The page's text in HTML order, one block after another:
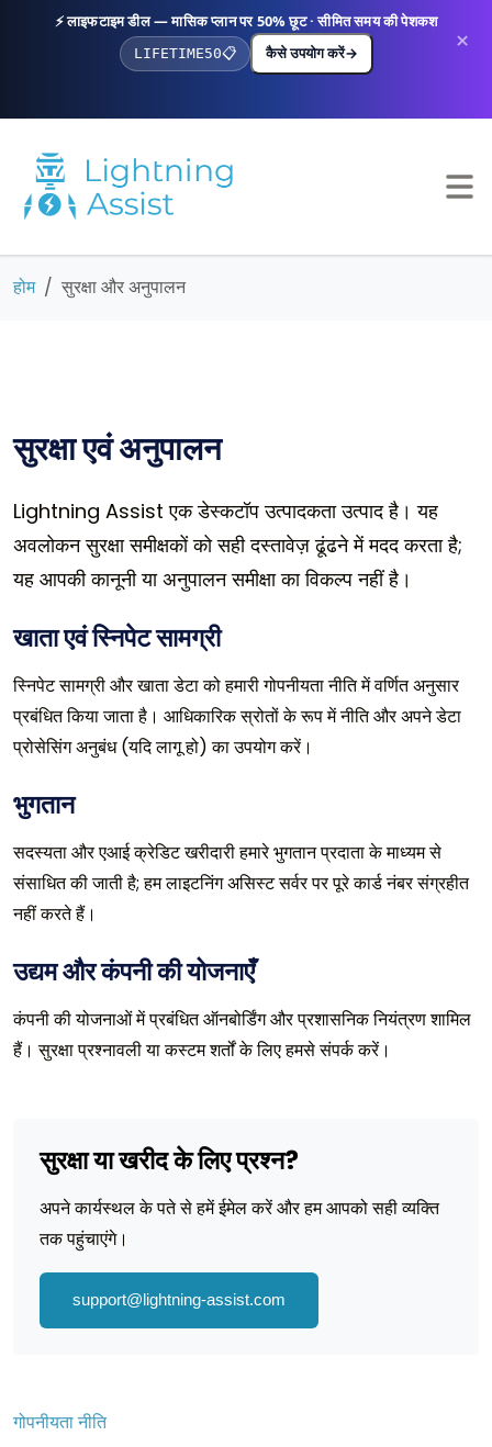
⚡ लाइफटाइम डील — मासिक प्लान पर 50% छूट · सीमित समय की पेशकश
LIFETIME50📋 कैसे उपयोग करें→ ×
होम सुरक्षा और अनुपालन
सुरक्षा एवं अनुपालन
Lightning Assist एक डेस्कटॉप उत्पादकता उत्पाद है। यह
अवलोकन सुरक्षा समीक्षकों को सही दस्तावेज़ ढूंढने में मदद करता है;
यह आपकी कानूनी या अनुपालन समीक्षा का विकल्प नहीं है।
खाता एवं स्निपेट सामग्री
स्निपेट सामग्री और खाता डेटा को हमारी गोपनीयता नीति में वर्णित अनुसार
प्रबंधित किया जाता है। आधिकारिक स्रोतों के रूप में नीति और अपने डेटा
प्रोसेसिंग अनुबंध (यदि लागू हो) का उपयोग करें।
भुगतान
सदस्यता और एआई क्रेडिट खरीदारी हमारे भुगतान प्रदाता के माध्यम से
संसाधित की जाती है; हम लाइटनिंग असिस्ट सर्वर पर पूरे कार्ड नंबर संग्रहीत
नहीं करते हैं।
उद्यम और कंपनी की योजनाएँ
कंपनी की योजनाओं में प्रबंधित ऑनबोर्डिंग और प्रशासनिक नियंत्रण शामिल
हैं। सुरक्षा प्रश्नावली या कस्टम शर्तों के लिए हमसे संपर्क करें।
सुरक्षा या खरीद के लिए प्रश्न?
अपने कार्यस्थल के पते से हमें ईमेल करें और हम आपको सही व्यक्ति
तक पहुंचाएंगे।
support@lightning-assist.com
गोपनीयता नीति